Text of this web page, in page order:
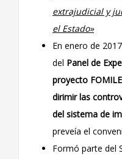
extrajudicial y
el Estado»
En enero de
del Panel de
proyecto
dirimir las
del sistema de
preveía el
Formó parte del